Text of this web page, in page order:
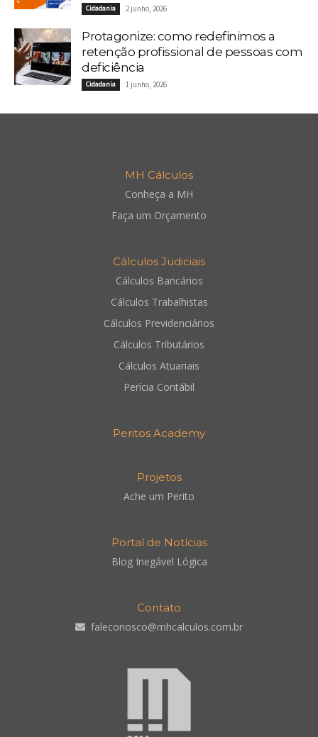
Cidadania 2 junho, 2026
Protagonize: como redefinimos a
retenção profissional de pessoas com
deficiência
Cidadania 1 junho, 2026
MH Cálculos
Conheça a MH
Faça um Orçamento
Cálculos Judiciais
Cálculos Bancários
Cálculos Trabalhistas
Cálculos Previdenciários
Cálculos Tributários
Cálculos Atuariais
Perícia Contábil
Peritos Academy
Projetos
Ache um Perito
Portal de Notícias
Blog Inegável Lógica
Contato
faleconosco@mhcalculos.com.br